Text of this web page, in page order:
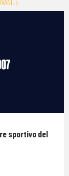
sportivo del